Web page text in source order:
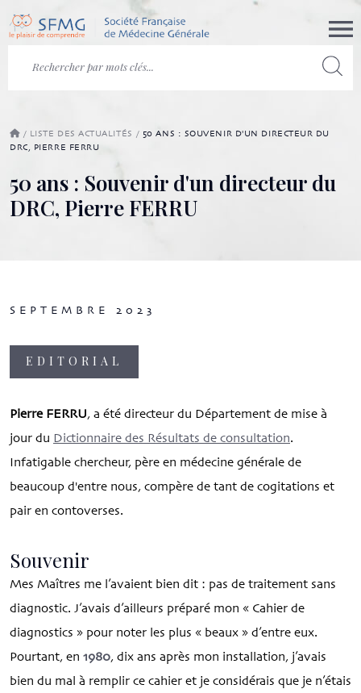
/ LISTE DES ACTUALITÉS / 50 ANS : SOUVENIR D'UN DIRECTEUR DU
DRC, PIERRE FERRU
50 ans : Souvenir d'un directeur du
DRC, Pierre FERRU
SEPTEMBRE 2023
EDITORIAL
Pierre FERRU, a été directeur du Département de mise à
jour du Dictionnaire des Résultats de consultation.
Infatigable chercheur, père en médecine générale de
beaucoup d'entre nous, compère de tant de cogitations et
pair en contoverses.
Souvenir
Mes Maîtres me l’avaient bien dit : pas de traitement sans
diagnostic. J’avais d’ailleurs préparé mon « Cahier de
diagnostics » pour noter les plus « beaux » d’entre eux.
Pourtant, en 1980, dix ans après mon installation, j’avais
bien du mal à remplir ce cahier et je considérais que je n’étais